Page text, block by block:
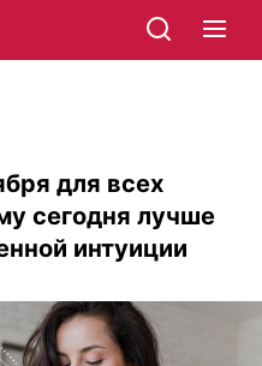
для всех
сегодня лучше
интуиции